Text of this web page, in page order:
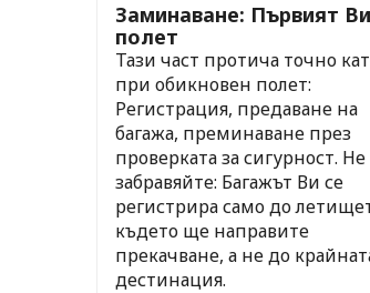
Заминаване: Първият Ви
полет
Тази част протича точно
при обикновен полет:
Регистрация, предаване на
багажа, преминаване през
проверката за сигурност. Не
забравяйте: Багажът Ви се
регистрира само до
където ще направите
прекачване, а не до
дестинация.